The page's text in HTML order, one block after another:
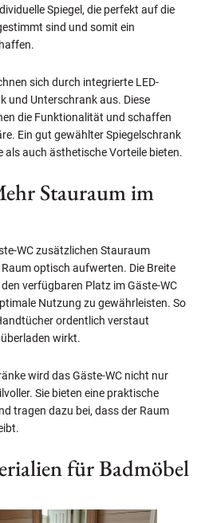
Spiegel, die perfekt auf die
sind und somit ein
sich durch integrierte LED-
und Unterschrank aus. Diese
die Funktionalität und schaffen
Ein gut gewählter Spiegelschrank
auch ästhetische Vorteile bieten.
Stauraum im
WC zusätzlichen Stauraum
optisch aufwerten. Die Breite
verfügbaren Platz im Gäste-WC
Nutzung zu gewährleisten. So
ordentlich verstaut
wirkt.
wird das Gäste-WC nicht nur
Sie bieten eine praktische
tragen dazu bei, dass der Raum
für Badmöbel